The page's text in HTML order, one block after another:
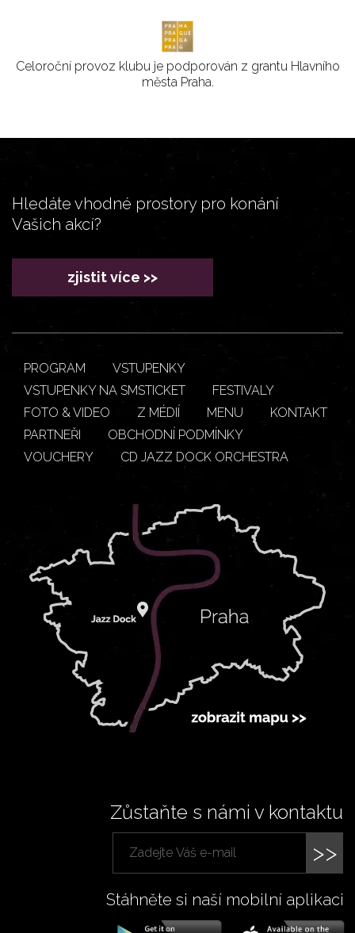
Celoroční provoz klubu je podporován z grantu Hlavního
města Praha.
Hledáte vhodné prostory pro konání
Vašich akcí?
zjistit více >>
PROGRAM
VSTUPENKY
VSTUPENKY NA SMSTICKET
FESTIVALY
FOTO & VIDEO
Z MÉDIÍ MENU
KONTAKT
PARTNEŘI
OBCHODNÍ PODMÍNKY
VOUCHERY
CD JAZZ DOCK ORCHESTRA
Zůstaňte s námi v kontaktu
>>
Stáhněte si naší mobilní aplikaci